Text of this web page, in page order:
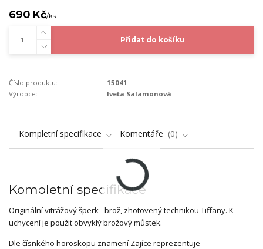
690 Kč/ks
Přidat do košíku
Číslo produktu:
15041
Výrobce:
Iveta Salamonová
Kompletní specifikace Komentáře 0
Kompletní specifikace
Originální vitrážový šperk - brož, zhotovený technikou Tiffany. K
uchycení je použit obvyklý brožový můstek.
Dle čísnkého horoskopu znamení Zajíce reprezentuje